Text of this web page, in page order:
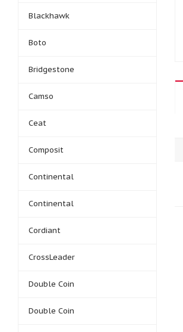
Blackhawk
Boto
Bridgestone
Camso
Ceat
Composit
Continental
Continental
Cordiant
CrossLeader
Double Coin
Double Coin